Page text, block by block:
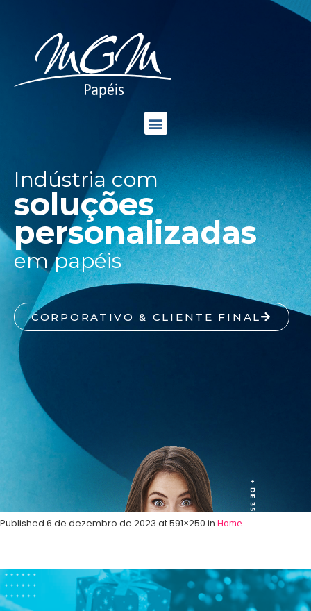
Indústria com
soluções
personalizadas
em papéis
CORPORATIVO & CLIENTE FINAL
Published 6 de dezembro de 2023 at 591×250 in Home.